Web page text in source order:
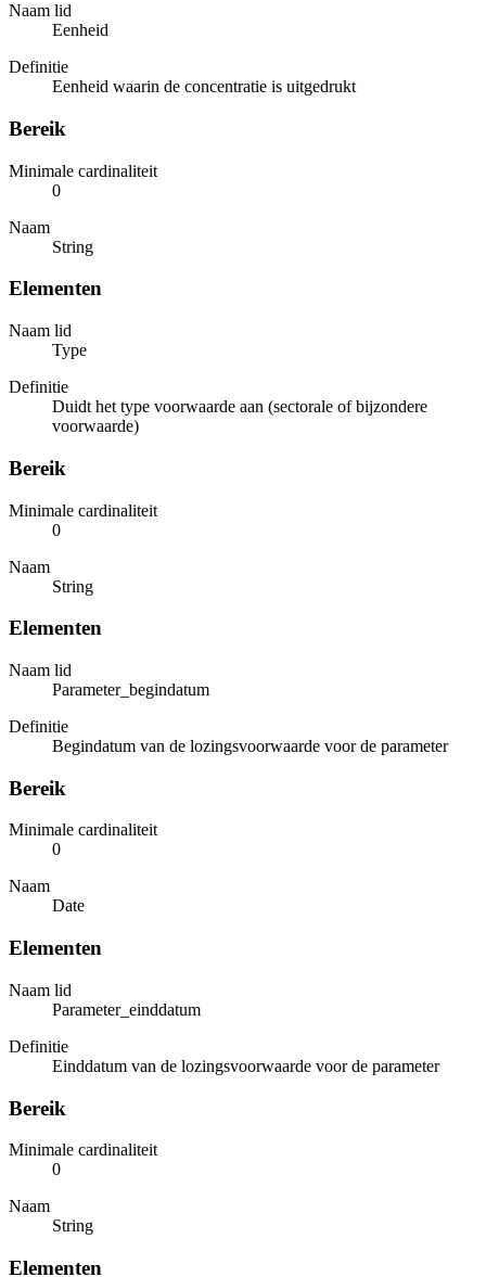
Naam lid
Eenheid
Definitie
Eenheid waarin de concentratie is uitgedrukt
Bereik
Minimale cardinaliteit
0
Naam
String
Elementen
Naam lid
Type
Definitie
Duidt het type voorwaarde aan (sectorale of bijzondere
voorwaarde)
Bereik
Minimale cardinaliteit
0
Naam
String
Elementen
Naam lid
Parameter_begindatum
Definitie
Begindatum van de lozingsvoorwaarde voor de parameter
Bereik
Minimale cardinaliteit
0
Naam
Date
Elementen
Naam lid
Parameter_einddatum
Definitie
Einddatum van de lozingsvoorwaarde voor de parameter
Bereik
Minimale cardinaliteit
0
Naam
String
Elementen